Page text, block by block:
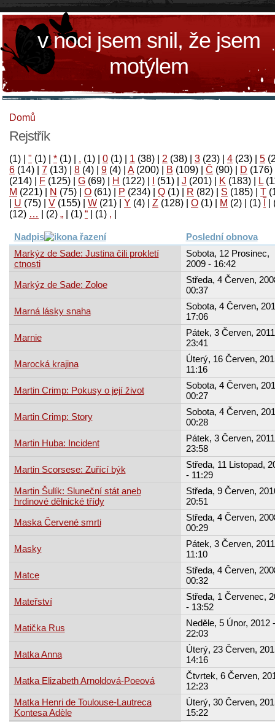
v noci jsem snil, že jsem
motýlem
Domů
Rejstřík
(1) " (1) * (1) . (1) 0 (1) 1 (38) 2 (38) 3 (23) 4 (23) 5
6 (14) 7 (13) 8 (4) 9 (4) A(200) B (109) Č (90) D (176)
(214)
F (125) G (69) H (122) (51) J (201) K (183) L
M (221) N (75) O (61) P (234) Q (1) R (82) S (185) T
U (75) V (155) W (21) Y (4) Z (128) Ο (1) М (2)
(1)
‚
(1)
“
(1)
„
(2)
…
(12)
Nadpis
Poslední obnova
Markýz de Sade: Justina čili prokletí
ctnosti
Sobota, 12 Prosinec,
2009 - 16:42
Markýz de Sade: Zoloe
Středa, 4 Červen,
00:37
Marná lásky snaha
Sobota, 4 Červen,
17:06
Marnie
Pátek, 3 Červen,
23:41
Marocká krajina
Úterý, 16 Červen,
11:16
Martin Crimp: Pokusy o její život
Sobota, 4 Červen,
00:27
Martin Crimp: Story
Sobota, 4 Červen,
00:28
Martin Huba: Incident
Pátek, 3 Červen,
23:58
Martin Scorsese: Zuřící býk
Středa, 11 Listopad,
- 11:29
Martin Šulík: Sluneční stát aneb
hrdinové dělnické třídy
Středa, 9 Červen,
20:51
Maska Červené smrti
Středa, 4 Červen,
00:29
Masky
Pátek, 3 Červen,
11:10
Matce
Středa, 4 Červen,
00:32
Mateřství
Středa, 1 Červenec,
- 13:52
Matička Rus
Neděle, 5 Únor, 2012 -
22:03
Matka Anna
Úterý, 23 Červen,
14:16
Matka Elizabeth Arnoldová-Poeová
Čtvrtek, 6 Červen,
12:23
Matka Henri de Toulouse-Lautreca
Kontesa Adèle
Úterý, 30 Červen,
15:22